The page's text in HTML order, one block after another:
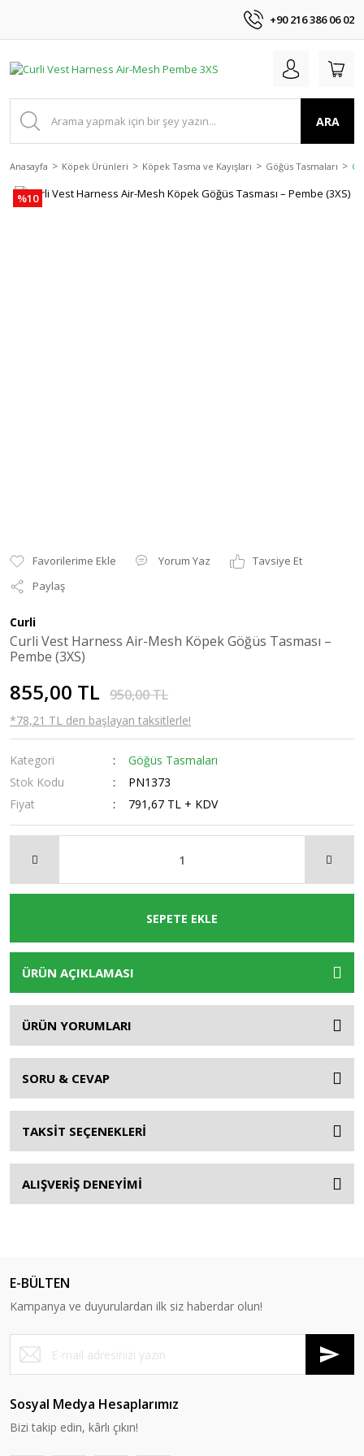
+90 216 386 06 02
ARA
Anasayfa Köpek Ürünleri Köpek Tasma ve Kayışları Göğüs Tasmaları
%10
Yorum Yaz
Tavsiye Et
Paylaş
Curli
Curli Vest Harness Air-Mesh Köpek Göğüs Tasması –
Pembe (3XS)
855,00 TL 950,00 TL
*78,21 TL den başlayan taksitlerle!
Kategori
Göğüs Tasmaları
Stok Kodu
PN1373
Fiyat
791,67 TL + KDV
SEPETE EKLE
ÜRÜN AÇIKLAMASI
ÜRÜN YORUMLARI
SORU & CEVAP
TAKSİT SEÇENEKLERİ
ALIŞVERİŞ DENEYİMİ
E-BÜLTEN
Kampanya ve duyurulardan ilk siz haberdar olun!
Sosyal Medya Hesaplarımız
Bizi takip edin, kârlı çıkın!